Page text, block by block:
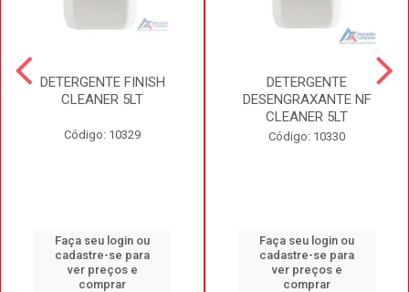
DETERGENTE FINISH
CLEANER 5LT
Código: 10329
Faça seu login ou
cadastre-se para
ver preços e
comprar
DETERGENTE
DESENGRAXANTE NF
CLEANER 5LT
Código: 10330
Faça seu login ou
cadastre-se para
ver preços e
comprar